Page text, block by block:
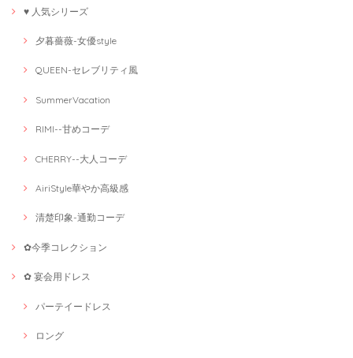
♥ 人気シリーズ
夕暮薔薇-女優style
QUEEN-セレブリティ風
SummerVacation
RIMI--甘めコーデ
CHERRY--大人コーデ
AiriStyle華やか高級感
清楚印象-通勤コーデ
✿今季コレクション
✿ 宴会用ドレス
パーテイードレス
ロング